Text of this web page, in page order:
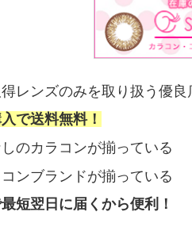
レンズのみを取り扱う優良
で送料無料！
のカラコンが揃っている
ンブランドが揃っている
短翌日に届くから便利！